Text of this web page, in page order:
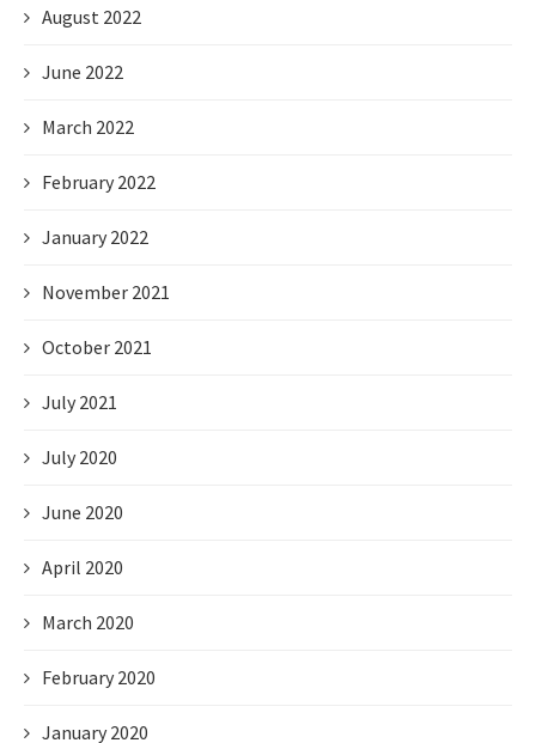
August 2022
June 2022
March 2022
February 2022
January 2022
November 2021
October 2021
July 2021
July 2020
June 2020
April 2020
March 2020
February 2020
January 2020